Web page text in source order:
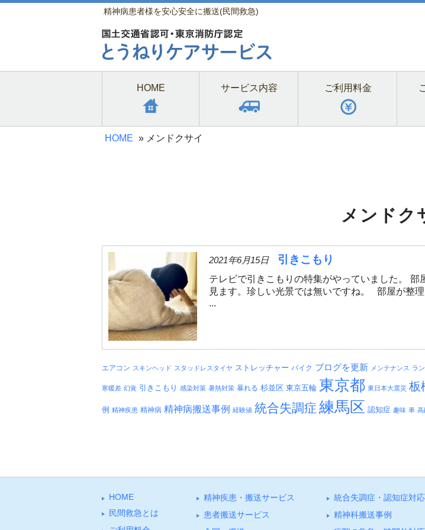
精神病患者様を安心安全に搬送(民間救急)
HOME サービス内容 ご利用料金
HOME » メンドクサイ
メンドク
2021年6月15日 引きこもり
テレビで引きこもりの特集がやっていました。
見ます。珍しい光景では無いですね。 部屋が整
...
エアコン スキンヘッド スタッドレスタイヤ ストレッチャー バイク ブログを更新 メンテナンス ラ
寒暖差 幻覚 引きこもり 感染対策 暑熱対策 暴れる 杉並区 東京五輪 東京都 東日本大震災 板
例 精神疾患 精神病 精神病搬送事例 経験値 統合失調症 練馬区 認知症 趣味 車 高
HOME
⺠間救急とは
精神疾患・搬送サービス
患者搬送サービス
統合失調症・認知症対応
精神科搬送事例